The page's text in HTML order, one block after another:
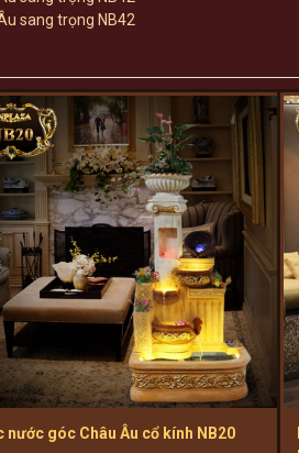
nước góc Châu Âu cổ kính NB20